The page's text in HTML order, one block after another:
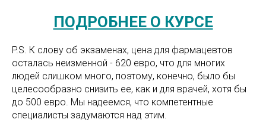
ПОДРОБНЕЕ О КУРСЕ
P.S. К слову об экзаменах, цена для фармацевтов
осталась неизменной - 620 евро, что для многих
людей слишком много, поэтому, конечно, было бы
целесообразно снизить ее, как и для врачей, хотя бы
до 500 евро. Мы надеемся, что компетентные
специалисты задумаются над этим.